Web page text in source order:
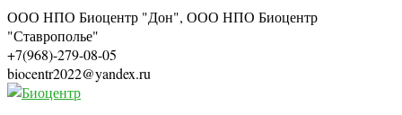
ООО НПО Биоцентр "Дон", ООО НПО Биоцентр
"Ставрополье"
+7(968)-279-08-05
biocentr2022@yandex.ru